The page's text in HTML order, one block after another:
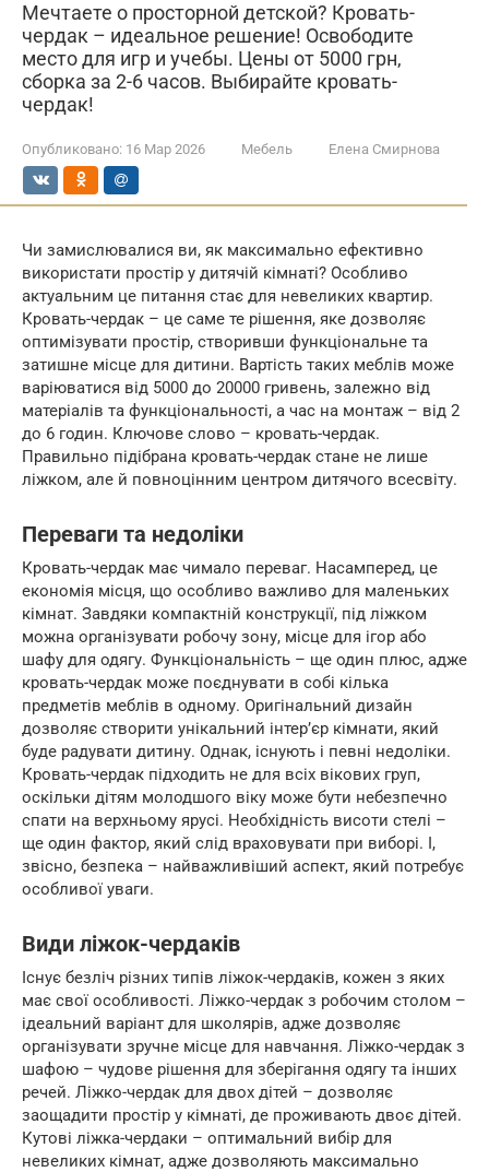
Мечтаете о просторной детской? Кровать-
чердак – идеальное решение! Освободите
место для игр и учебы. Цены от 5000 грн,
сборка за 2-6 часов. Выбирайте кровать-
чердак!
Опубликовано: 16 Мар 2026 Мебель Елена Смирнова
Чи замислювалися ви, як максимально ефективно
використати простір у дитячій кімнаті? Особливо
актуальним це питання стає для невеликих квартир.
Кровать-чердак – це саме те рішення, яке дозволяє
оптимізувати простір, створивши функціональне та
затишне місце для дитини. Вартість таких меблів може
варіюватися від 5000 до 20000 гривень, залежно від
матеріалів та функціональності, а час на монтаж – від 2
до 6 годин. Ключове слово – кровать-чердак.
Правильно підібрана кровать-чердак стане не лише
ліжком, але й повноцінним центром дитячого всесвіту.
Переваги та недоліки
Кровать-чердак має чимало переваг. Насамперед, це
економія місця, що особливо важливо для маленьких
кімнат. Завдяки компактній конструкції, під ліжком
можна організувати робочу зону, місце для ігор або
шафу для одягу. Функціональність – ще один плюс, адже
кровать-чердак може поєднувати в собі кілька
предметів меблів в одному. Оригінальний дизайн
дозволяє створити унікальний інтер’єр кімнати, який
буде радувати дитину. Однак, існують і певні недоліки.
Кровать-чердак підходить не для всіх вікових груп,
оскільки дітям молодшого віку може бути небезпечно
спати на верхньому ярусі. Необхідність висоти стелі –
ще один фактор, який слід враховувати при виборі. І,
звісно, безпека – найважливіший аспект, який потребує
особливої уваги.
Види ліжок-чердаків
Існує безліч різних типів ліжок-чердаків, кожен з яких
має свої особливості. Ліжко-чердак з робочим столом –
ідеальний варіант для школярів, адже дозволяє
організувати зручне місце для навчання. Ліжко-чердак з
шафою – чудове рішення для зберігання одягу та інших
речей. Ліжко-чердак для двох дітей – дозволяє
заощадити простір у кімнаті, де проживають двоє дітей.
Кутові ліжка-чердаки – оптимальний вибір для
невеликих кімнат, адже дозволяють максимально